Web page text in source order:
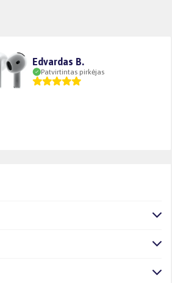
Edvardas B.
Patvirtintas pirkėjas